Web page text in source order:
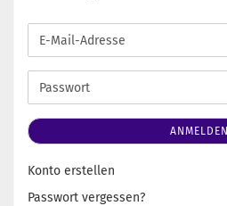
E-
Mail-
Adresse
Passwort
ANMELDEN
Konto erstellen
Passwort vergessen?